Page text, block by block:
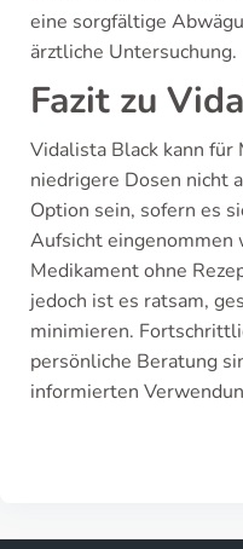
eine sorgfältige
ärztliche Untersuchung.
Fazit zu
Vidalista Black kann für
niedrigere Dosen nicht
Option sein, sofern es
Aufsicht eingenommen
Medikament ohne
jedoch ist es ratsam,
minimieren.
persönliche Beratung
informierten